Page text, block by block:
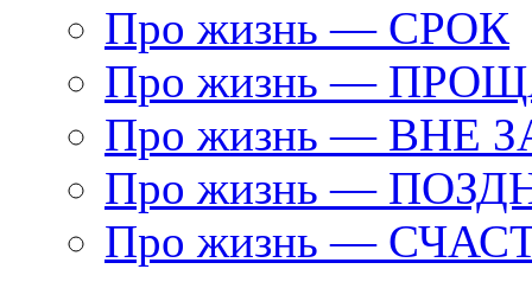
Про жизнь — СРОК
Про жизнь —
Про жизнь — ВНЕ
Про жизнь —
Про жизнь —